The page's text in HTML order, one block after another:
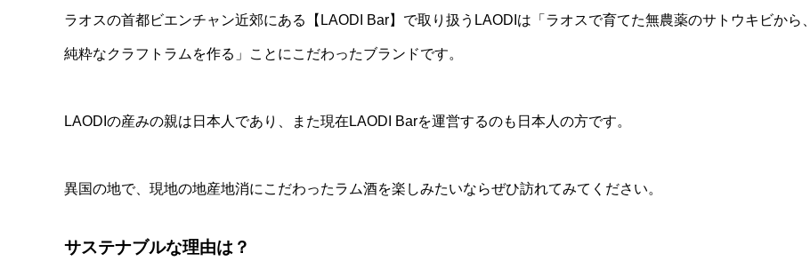
ラオスの首都ビエンチャン近郊にある【LAODI Bar】で取り扱うLAODIは「ラオスで育てた無農薬のサトウキビから、
純粋なクラフトラムを作る」ことにこだわったブランドです。
LAODIの産みの親は日本人であり、また現在LAODI Barを運営するのも日本人の方です。
異国の地で、現地の地産地消にこだわったラム酒を楽しみたいならぜひ訪れてみてください。
サステナブルな理由は？